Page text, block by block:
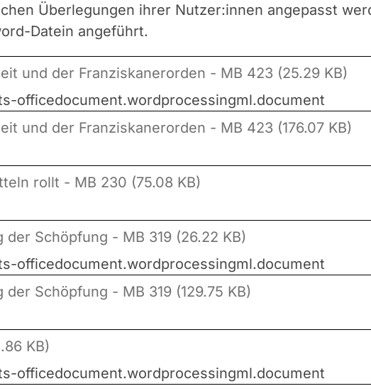
Überlegungen ihrer Nutzer:innen angepasst
Datein angeführt.
und der Franziskanerorden - MB 423 (25.29 KB)
officedocument.wordprocessingml.document
und der Franziskanerorden - MB 423 (176.07 KB)
rollt - MB 230 (75.08 KB)
Schöpfung - MB 319 (26.22 KB)
officedocument.wordprocessingml.document
Schöpfung - MB 319 (129.75 KB)
KB)
officedocument.wordprocessingml.document